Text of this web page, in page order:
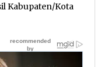
Kabupaten/Kota